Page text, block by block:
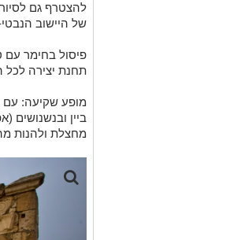
להצטרף גם
של היישוב
פיסול בחימר עם
תחנת יצירה לכל
מופע שקיעה: עם
ביין
מחצלת ולהנות